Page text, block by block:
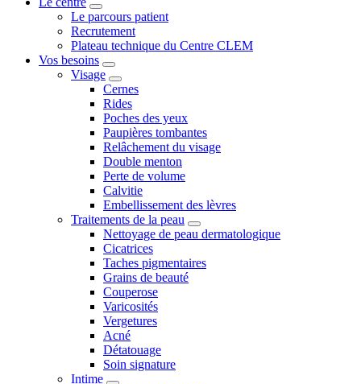
Le parcours patient
Recrutement
Plateau technique du Centre CLEM
Vos besoins
Visage
Cernes
Rides
Poches des yeux
Paupières tombantes
Relâchement du visage
Double menton
Perte de volume
Calvitie
Embellissement des lèvres
Traitements de la peau
Nettoyage de peau dermatologique
Cicatrices
Taches pigmentaires
Grains de beauté
Couperose
Varicosités
Vergetures
Acné
Détatouage
Soin signature
Intime